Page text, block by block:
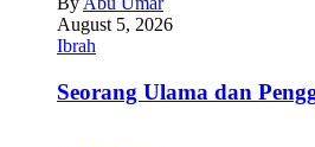
August 5, 2026
Ibrah
Seorang Ulama dan